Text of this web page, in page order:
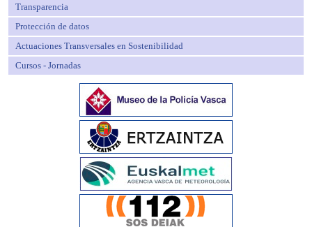
Transparencia
Protección de datos
Actuaciones Transversales en Sostenibilidad
Cursos - Jornadas